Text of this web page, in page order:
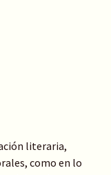
literaria,
como en lo